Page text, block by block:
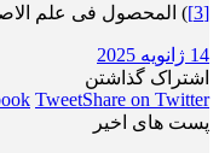
[3] ) المحصول فی علم الاصول،
14 ژانویه 2025
اشتراک گذاشتن
TweetShare on Twitter
پست های اخیر